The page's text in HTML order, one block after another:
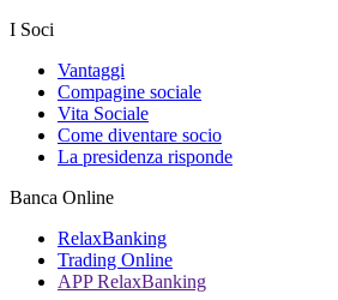
I Soci
Vantaggi
Compagine sociale
Vita Sociale
Come diventare socio
La presidenza risponde
Banca Online
RelaxBanking
Trading Online
APP RelaxBanking